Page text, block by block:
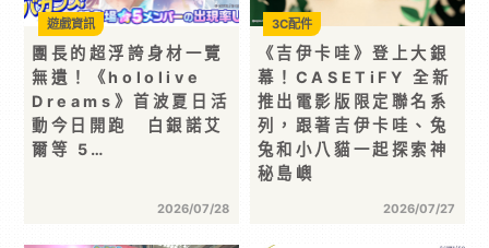
團長的超浮誇身材一覽
無遺！《hololive
Dreams》首波夏日活
動今日開跑 白銀諾艾
爾等 5…
2026/07/28
遊戲資訊
《吉伊卡哇》登上大銀
幕！CASETiFY 全新
推出電影版限定聯名系
列，跟著吉伊卡哇、兔
兔和小八貓一起探索神
秘島嶼
2026/07/27
3C配件